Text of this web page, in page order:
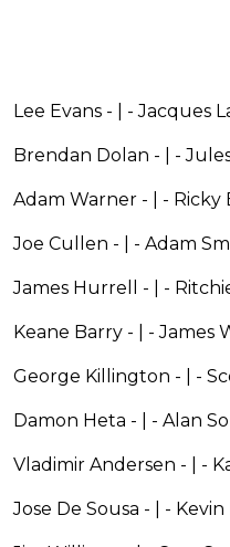
Lee Evans - | - Jacques
Brendan Dolan - | -
Adam Warner - | - Ricky
Joe Cullen - | - Adam
James Hurrell - | -
Keane Barry - | - James
George Killington - | -
Damon Heta - | - Alan
Vladimir Andersen - | -
Jose De Sousa - | -